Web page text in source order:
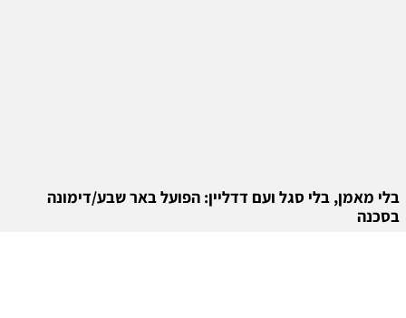
בלי מאמן, בלי סגל ועם דדליין: הפועל באר שבע/דימונה
בסכנה